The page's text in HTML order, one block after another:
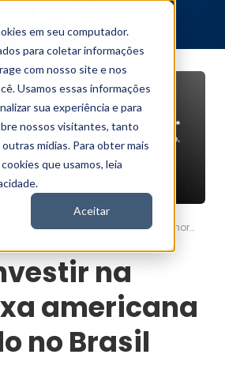
em seu computador.
para coletar informações
com nosso site e nos
Usamos essas informações
sua experiência e para
nossos visitantes, tanto
mídias. Para obter mais
que usamos, leia
Aceitar
investir na renda fixa americana morando no Brasil
na
americana
no Brasil